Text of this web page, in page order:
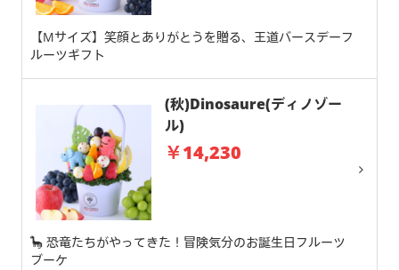
【Mサイズ】笑顔とありがとうを贈る、王道バースデーフ
ルーツギフト
(秋)Dinosaure(ディノゾー
ル)
￥14,230
🦕 恐竜たちがやってきた！冒険気分のお誕生日フルーツ
ブーケ